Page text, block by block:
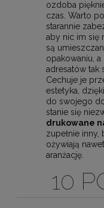
ozdoba
czas. Warto
starannie
aby nic im się
są
opakowaniu,
adresatów tak
Cechuje je
estetyka,
do swojego
stanie się
drukowane
zupełnie
ożywiają
aranżację.
10